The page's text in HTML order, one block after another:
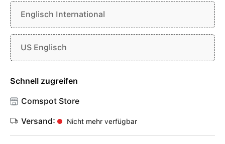
Englisch International
US Englisch
Schnell zugreifen
Comspot Store
Versand: Nicht mehr verfügbar